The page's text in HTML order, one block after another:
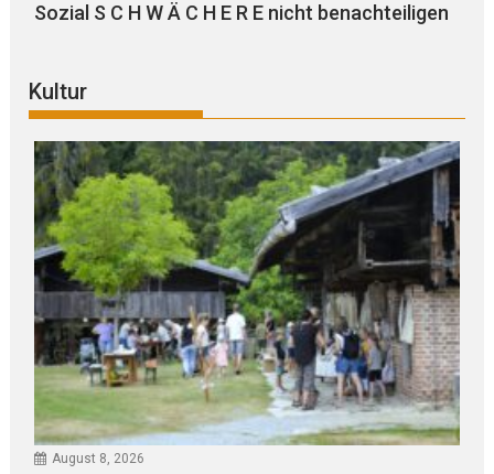
Sozial S C H W Ä C H E R E nicht benachteiligen
Kultur
August 8, 2026